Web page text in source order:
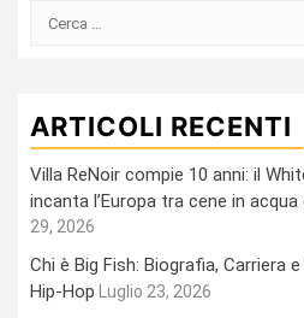
Ricerca
ARTICOLI RECENTI
Villa ReNoir compie 10 anni: il
incanta l’Europa tra cene in
29, 2026
Chi è Big Fish: Biografia, Carriera
Hip-Hop Luglio 23, 2026